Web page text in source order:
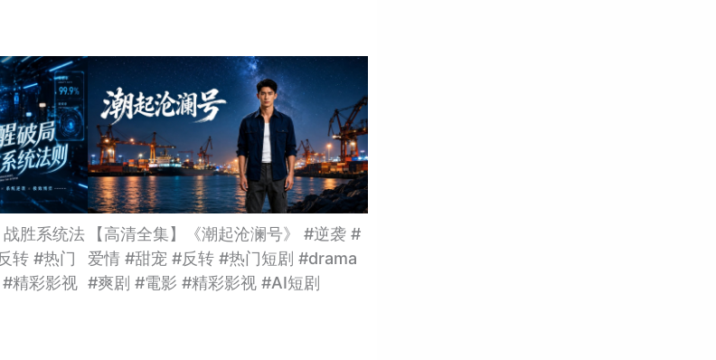
战胜系统法
转 #热门
精彩影视
【高清全集】《潮起沧澜号》 #逆袭 #
爱情 #甜宠 #反转 #热门短剧 #drama
#爽剧 #電影 #精彩影视 #AI短剧